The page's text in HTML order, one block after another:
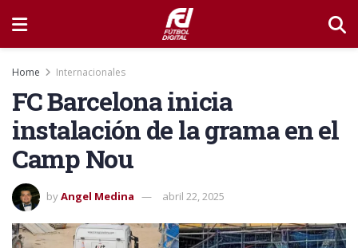
Home Internacionales
FC Barcelona inicia
instalación de la grama en el
Camp Nou
byAngel Medina abril 22, 2025